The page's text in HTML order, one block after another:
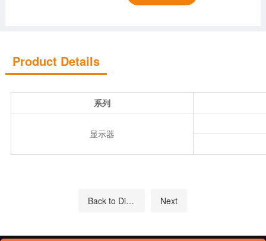
Product Details
系列
显示器
Back to Directory Next